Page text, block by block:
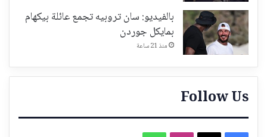
بالفيديو: سان تروبيه تجمع عائلة بيكهام
بمايكل جوردن
منذ 21 ساعة
Follow Us